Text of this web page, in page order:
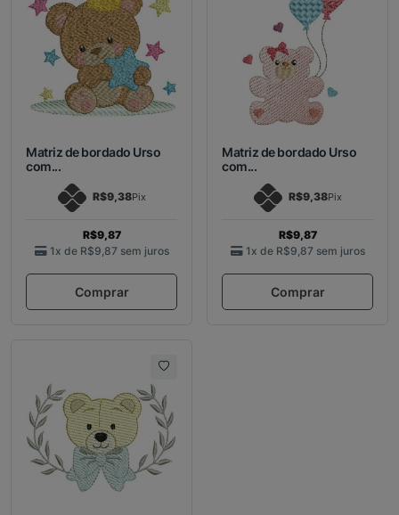
Matriz de bordado Urso
com...
R$9,38Pix
R$9,87
1x de R$9,87 sem juros
Comprar
Matriz de bordado Urso
com...
R$9,38Pix
R$9,87
1x de R$9,87 sem juros
Comprar